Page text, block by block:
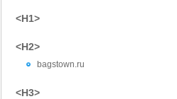
<H1>
<H2>
bagstown.ru
<H3>